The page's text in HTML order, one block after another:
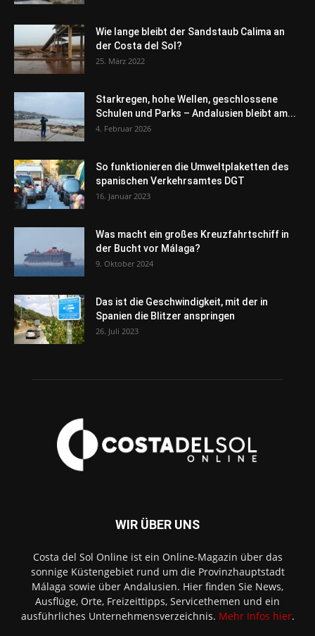
Wie lange bleibt der Sandstaub Calima an
der Costa del Sol?
25. März 2022
Starkregen, hohe Wellen, geschlossene
Schulen und Parks – Andalusien bleibt am...
4. Februar 2026
So funktionieren die Umweltplaketten des
spanischen Verkehrsamtes DGT
16. Januar 2023
Was macht ein großes Kreuzfahrtschiff in
der Bucht vor Málaga?
9. Oktober 2024
Das ist die Geschwindigkeit, mit der in
Spanien die Blitzer anspringen
26. Juli 2023
WIR ÜBER UNS
Costa del Sol Online ist ein Online-Magazin über das
sonnige Küstengebiet rund um die Provinzhauptstadt
Málaga sowie über Andalusien. Hier finden Sie News,
Ausflüge, Orte, Freizeittipps, Servicethemen und ein
ausführliches Unternehmensverzeichnis. Mehr Infos hier.